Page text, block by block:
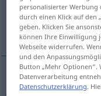
(Für mehr Details die
jevn, ensartet
jevn gleichmäßig
personalisierter Werbung
durch einen Klick auf den
geben. Klicken Sie
können Ihre Einwilligung
Webseite widerrufen.
und den
Button „Mehr Optionen“.
Datenverarbeitung
Datenschutzerklärung.